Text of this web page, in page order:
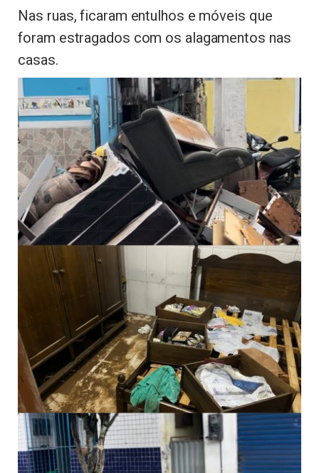
Nas ruas, ficaram entulhos e móveis que
foram estragados com os alagamentos nas
casas.